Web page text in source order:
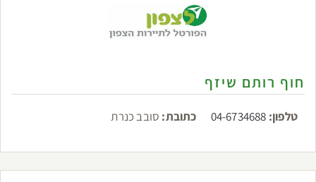
חוף רותם שיזף
טלפון: 04-6734688 כתובת: סובב כנרת